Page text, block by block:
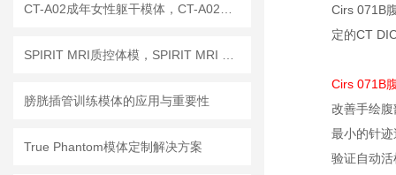
膀胱插管训练模体的应用与重要性
True Phantom模体定制解决方案
Cirs 071B
定的CT
Cirs 071B
改善手绘
最小的针
验证自动活